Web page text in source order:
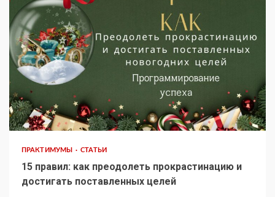
ПРАКТИМУМЫ СТАТЬИ
15 правил: как преодолеть прокрастинацию и
достигать поставленных целей